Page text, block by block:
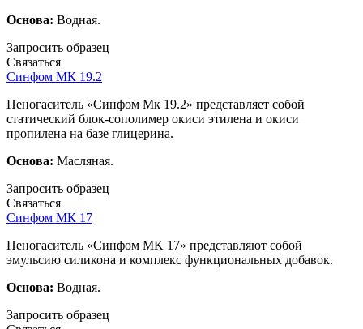
Основа: Водная.
Запросить образец
Связаться
Синфом МК 19.2
Пеногаситель «Синфом Мк 19.2» представляет собой
статический блок-сополимер окиси этилена и окиси
пропилена на базе глицерина.
Основа: Масляная.
Запросить образец
Связаться
Синфом МК 17
Пеногаситель «Синфом МK 17» представляют собой
эмульсию силикона и комплекс функциональных добавок.
Основа: Водная.
Запросить образец